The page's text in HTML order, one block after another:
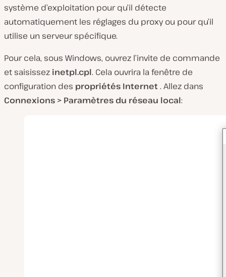
système d’exploitation pour qu’il détecte
automatiquement les réglages du proxy ou pour qu’il
utilise un serveur spécifique.
Pour cela, sous Windows, ouvrez l’invite de commande
et saisissez inetpl.cpl. Cela ouvrira la fenêtre de
configuration des propriétés Internet. Allez dans
Connexions > Paramètres du réseau local: